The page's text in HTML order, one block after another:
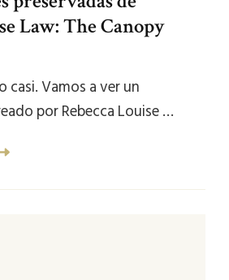
Law: The Canopy
Vamos a ver un
por Rebecca Louise …